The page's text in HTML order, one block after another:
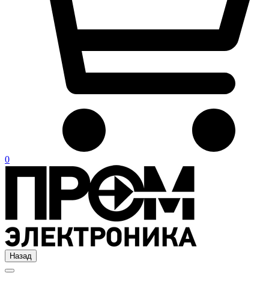
0
Назад